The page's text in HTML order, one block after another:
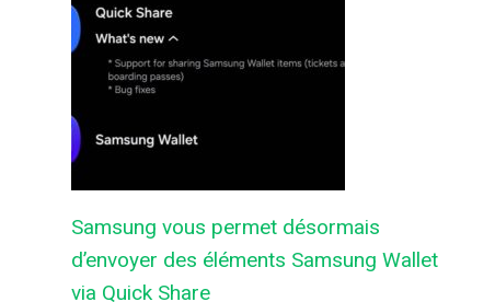
Samsung vous permet désormais
d’envoyer des éléments Samsung Wallet
via Quick Share